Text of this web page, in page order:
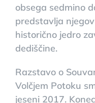
obsega sedmino
predstavlja
historično jedro
dediščine.
Razstavo o
Volčjem Potoku
jeseni 2017.